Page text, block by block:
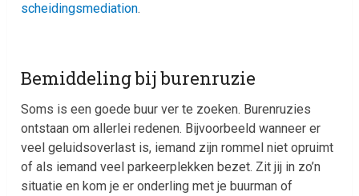
scheidingsmediation.
Bemiddeling bij burenruzie
Soms is een goede buur ver te zoeken. Burenruzies
ontstaan om allerlei redenen. Bijvoorbeeld wanneer er
veel geluidsoverlast is, iemand zijn rommel niet opruimt
of als iemand veel parkeerplekken bezet. Zit jij in zo’n
situatie en kom je er onderling met je buurman of